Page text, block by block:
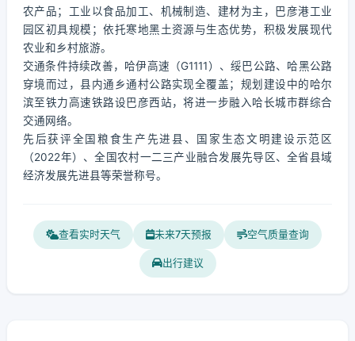
农产品；工业以食品加工、机械制造、建材为主，巴彦港工业
园区初具规模；依托寒地黑土资源与生态优势，积极发展现代
农业和乡村旅游。
交通条件持续改善，哈伊高速（G1111）、绥巴公路、哈黑公路
穿境而过，县内通乡通村公路实现全覆盖；规划建设中的哈尔
滨至铁力高速铁路设巴彦西站，将进一步融入哈长城市群综合
交通网络。
先后获评全国粮食生产先进县、国家生态文明建设示范区
（2022年）、全国农村一二三产业融合发展先导区、全省县域
经济发展先进县等荣誉称号。
查看实时天气 未来7天预报 空气质量查询
出行建议